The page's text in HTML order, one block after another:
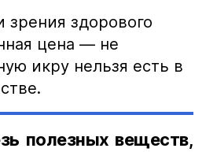
зрения здорового
цена — не
икру нельзя есть в
полезных веществ,